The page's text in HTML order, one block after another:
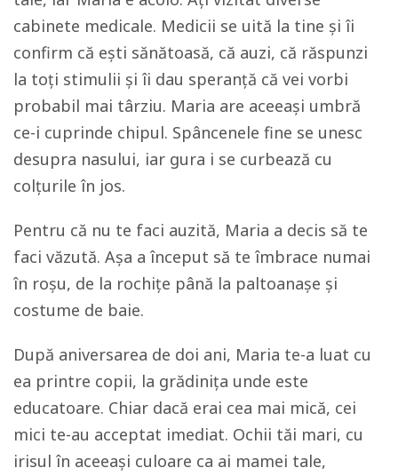
cabinete medicale. Medicii se uită la tine și îi
confirm că ești sănătoasă, că auzi, că răspunzi
la toți stimulii și îi dau speranță că vei vorbi
probabil mai târziu. Maria are aceeași umbră
ce-i cuprinde chipul. Spâncenele fine se unesc
desupra nasului, iar gura i se curbează cu
colțurile în jos.
Pentru că nu te faci auzită, Maria a decis să te
faci văzută. Așa a început să te îmbrace numai
în roșu, de la rochițe până la paltoanașe și
costume de baie.
După aniversarea de doi ani, Maria te-a luat cu
ea printre copii, la grădinița unde este
educatoare. Chiar dacă erai cea mai mică, cei
mici te-au acceptat imediat. Ochii tăi mari, cu
irisul în aceeași culoare ca ai mamei tale,